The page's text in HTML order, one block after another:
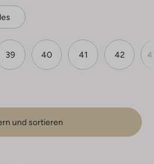
39 40 41 42
und sortieren